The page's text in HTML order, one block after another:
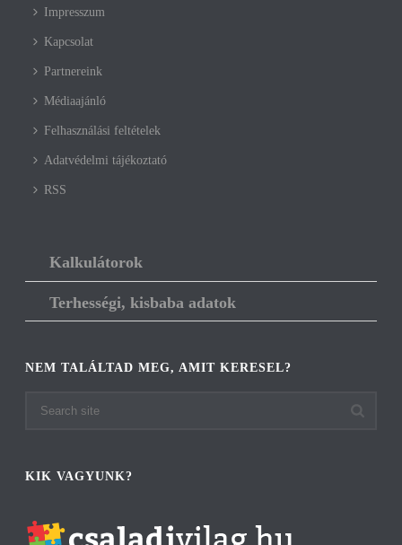
Impresszum
Kapcsolat
Partnereink
Médiaajánló
Felhasználási feltételek
Adatvédelmi tájékoztató
RSS
Kalkulátorok
Terhességi, kisbaba adatok
NEM TALÁLTAD MEG, AMIT KERESEL?
KIK VAGYUNK?